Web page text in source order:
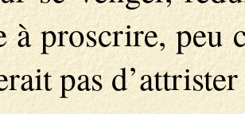
à proscrire, peu
pas